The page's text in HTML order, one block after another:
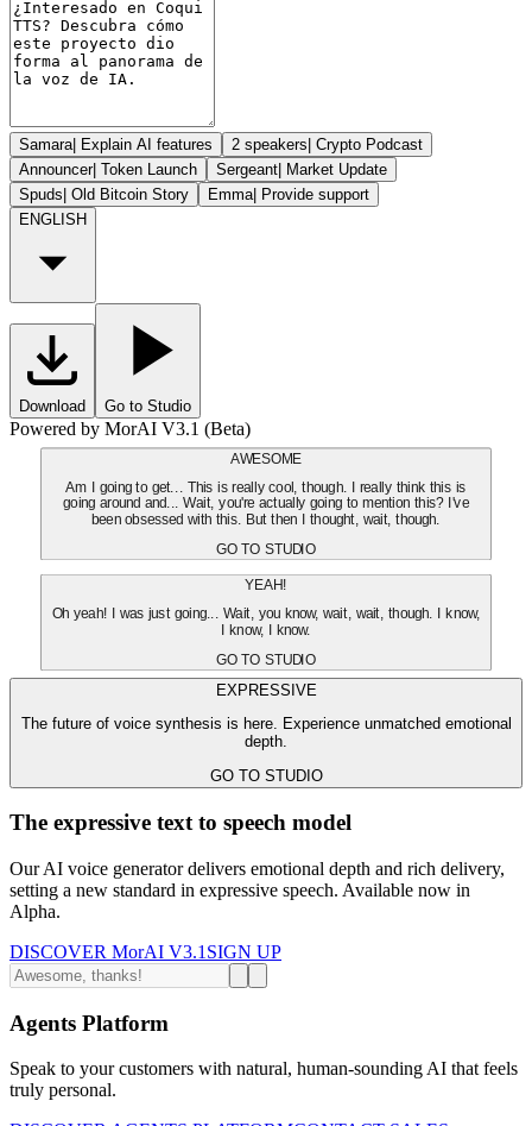
Samara| Explain AI features 2 speakers| Crypto Podcast
Announcer| Token Launch Sergeant| Market Update
Spuds| Old Bitcoin Story Emma| Provide support
ENGLISH
Download Go to Studio
Powered by MorAI V3.1 (Beta)
AWESOME
Am I going to get... This is really cool, though. I really think this is
going around and... Wait, you're actually going to mention this? I've
been obsessed with this. But then I thought, wait, though.
GO TO STUDIO
YEAH!
Oh yeah! I was just going... Wait, you know, wait, wait, though. I know,
I know, I know.
GO TO STUDIO
EXPRESSIVE
The future of voice synthesis is here. Experience unmatched emotional
depth.
GO TO STUDIO
The expressive text to speech model
Our AI voice generator delivers emotional depth and rich delivery,
setting a new standard in expressive speech. Available now in
Alpha.
DISCOVER MorAI V3.1 SIGN UP
Agents Platform
Speak to your customers with natural, human-sounding AI that feels
truly personal.